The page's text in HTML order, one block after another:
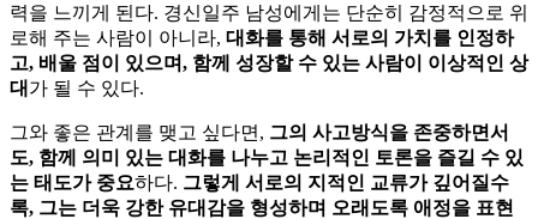
력을 느끼게 된다. 경신일주 남성에게는 단순히 감정적으로 위
로해 주는 사람이 아니라, 대화를 통해 서로의 가치를 인정하
고, 배울 점이 있으며, 함께 성장할 수 있는 사람이 이상적인 상
대 가 될 수 있다.
그와 좋은 관계를 맺고 싶다면, 그의 사고방식을 존중하면서
도, 함께 의미 있는 대화를 나누고 논리적인 토론을 즐길 수 있
는 태도가 중요하다. 그렇게 서로의 지적인 교류가 깊어질수
록, 그는 더욱 강한 유대감을 형성하며 오래도록 애정을 표현